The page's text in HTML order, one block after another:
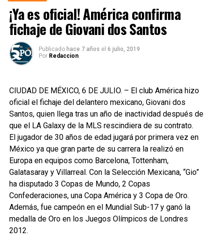
¡Ya es oficial! América confirma
fichaje de Giovani dos Santos
Publicado hace 7 años el 6 julio, 2019
Por Redaccion
CIUDAD DE MÉXICO, 6 DE JULIO. – El club América hizo
oficial el fichaje del delantero mexicano, Giovani dos
Santos, quien llega tras un año de inactividad después de
que el LA Galaxy de la MLS rescindiera de su contrato.
El jugador de 30 años de edad jugará por primera vez en
México ya que gran parte de su carrera la realizó en
Europa en equipos como Barcelona, Tottenham,
Galatasaray y Villarreal. Con la Selección Mexicana, “Gio”
ha disputado 3 Copas de Mundo, 2 Copas
Confederaciones, una Copa América y 3 Copa de Oro.
Además, fue campeón en el Mundial Sub-17 y ganó la
medalla de Oro en los Juegos Olímpicos de Londres
2012.